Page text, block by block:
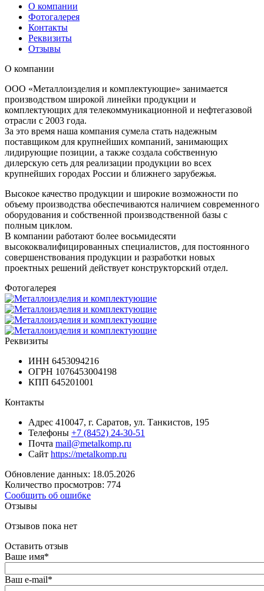
О компании
Фотогалерея
Контакты
Реквизиты
Отзывы
О компании
ООО «Металлоизделия и комплектующие» занимается
производством широкой линейки продукции и
комплектующих для телекоммуникационной и нефтегазовой
отрасли с 2003 года.
За это время наша компания сумела стать надежным
поставщиком для крупнейших компаний, занимающих
лидирующие позиции, а также создала собственную
дилерскую сеть для реализации продукции во всех
крупнейших городах России и ближнего зарубежья.
Высокое качество продукции и широкие возможности по
объему производства обеспечиваются наличием современного
оборудования и собственной производственной базы с
полным циклом.
В компании работают более восьмидесяти
высококвалифицированных специалистов, для постоянного
совершенствования продукции и разработки новых
проектных решений действует конструкторский отдел.
Фотогалерея
Реквизиты
ИНН 6453094216
ОГРН 1076453004198
КПП 645201001
Контакты
Адрес 410047, г. Саратов, ул. Танкистов, 195
Телефоны +7 (8452) 24-30-51
Почта mail@metalkomp.ru
Сайт https://metalkomp.ru
Обновление данных: 18.05.2026
Количество просмотров: 774
Сообщить об ошибке
Отзывы
Отзывов пока нет
Оставить отзыв
Ваше имя*
Ваш e-mail*